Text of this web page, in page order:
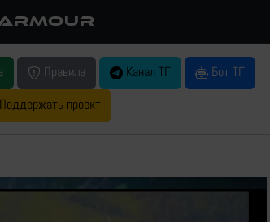
Правила Канал ТГ
Бот ТГ
Поддержать проект